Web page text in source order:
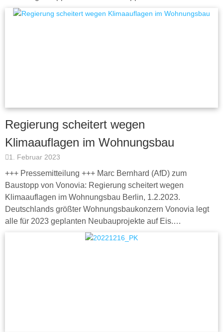
Regierung scheitert wegen
Klimaauflagen im Wohnungsbau
1. Februar 2023
+++ Pressemitteilung +++ Marc Bernhard (AfD) zum
Baustopp von Vonovia: Regierung scheitert wegen
Klimaauflagen im Wohnungsbau Berlin, 1.2.2023.
Deutschlands größter Wohnungsbaukonzern Vonovia legt
alle für 2023 geplanten Neubauprojekte auf Eis.…